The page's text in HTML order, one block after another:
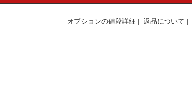
オプションの値段詳細 | 返品について |